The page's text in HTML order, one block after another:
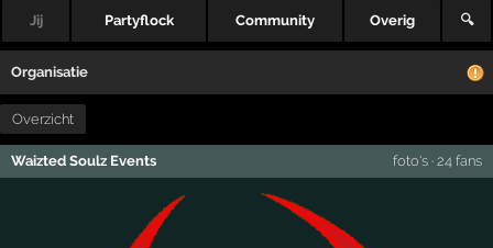
Jij Partyflock Community Overig 🔍
Organisatie
Overzicht
Waizted Soulz Events foto's· 24 fans